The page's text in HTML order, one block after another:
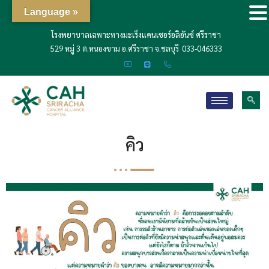
โรงพยาบาลเฉพาะทางมะเร็งแคนเซอร์อลิอันซ์ ศรีราชา
529 หมู่ 3 ต.หนองขาม อ.ศรีราชา จ.ชลบุรี 033-046333
คิว
Language »